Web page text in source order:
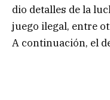
dio detalles de la
juego ilegal, entre
A continuación, el